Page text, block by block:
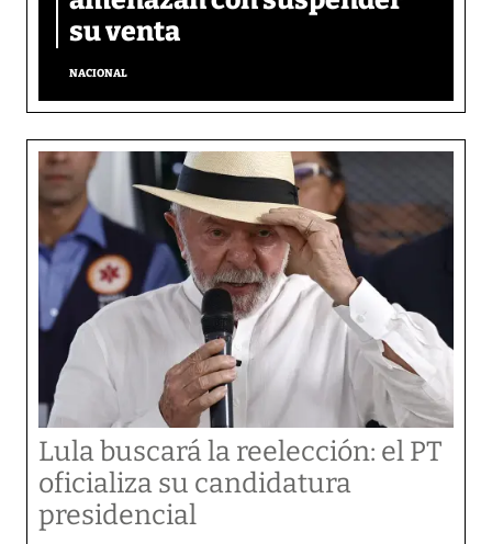
su venta
NACIONAL
Lula buscará la reelección: el PT
oficializa su candidatura
presidencial